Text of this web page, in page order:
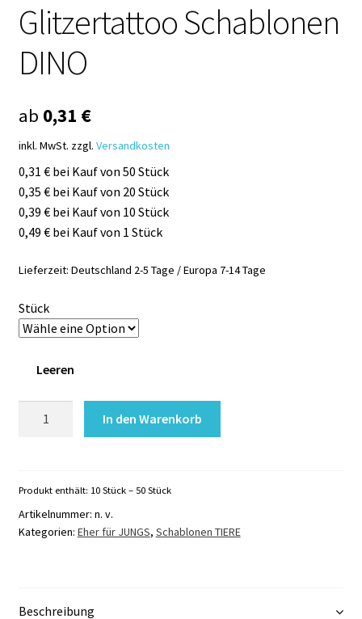
Widerrufsbelehrung / Muster-Widerrufsformular
Zahlungsbedingungen
Glitzertattoo Schablonen
DINO
ab 0,31 €
inkl. MwSt. zzgl. Versandkosten
0,31 € bei Kauf von 50 Stück
0,35 € bei Kauf von 20 Stück
0,39 € bei Kauf von 10 Stück
0,49 € bei Kauf von 1 Stück
Lieferzeit: Deutschland 2-5 Tage / Europa 7-14 Tage
Stück
Leeren
In den Warenkorb
Produkt enthält: 10 Stück– 50 Stück
Artikelnummer: n. v.
Kategorien: Eher für JUNGS, Schablonen TIERE
Beschreibung